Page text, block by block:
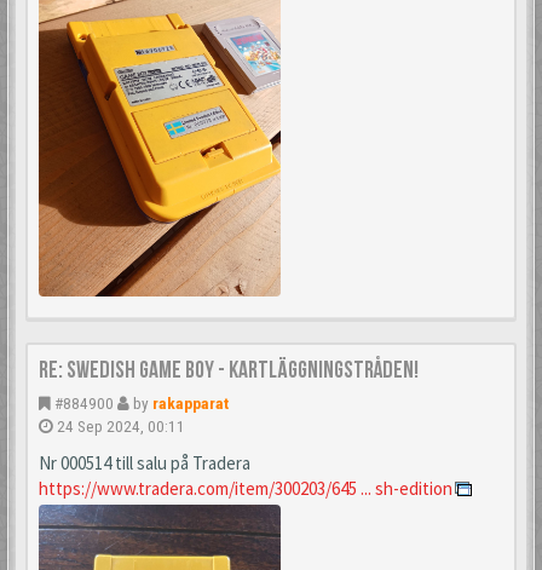
Re: Swedish Game Boy - Kartläggningstråden!
#884900 by rakapparat
24 Sep 2024, 00:11
Nr 000514 till salu på Tradera
https://www.tradera.com/item/300203/645 ... sh-edition